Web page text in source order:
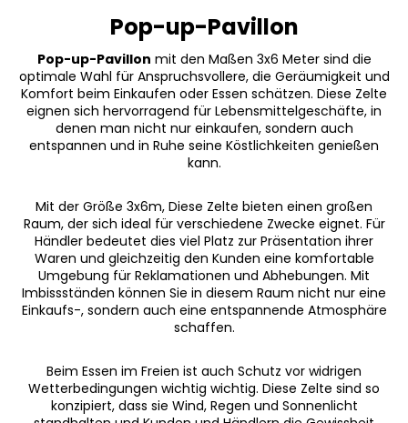
e
e
r
e
l
e
m
n
t
e
d
e
r
L
s
t
e
Pop-up-Pavillon
Pop-up-Pavillon mit den Maßen 3x6 Meter sind die
optimale Wahl für Anspruchsvollere, die Geräumigkeit und
Komfort beim Einkaufen oder Essen schätzen. Diese Zelte
eignen sich hervorragend für Lebensmittelgeschäfte, in
denen man nicht nur einkaufen, sondern auch
entspannen und in Ruhe seine Köstlichkeiten genießen
kann.
Mit der Größe 3x6m, Diese Zelte bieten einen großen
Raum, der sich ideal für verschiedene Zwecke eignet. Für
Händler bedeutet dies viel Platz zur Präsentation ihrer
Waren und gleichzeitig den Kunden eine komfortable
Umgebung für Reklamationen und Abhebungen. Mit
Imbissständen können Sie in diesem Raum nicht nur eine
Einkaufs-, sondern auch eine entspannende Atmosphäre
schaffen.
Beim Essen im Freien ist auch Schutz vor widrigen
Wetterbedingungen wichtig wichtig. Diese Zelte sind so
konzipiert, dass sie Wind, Regen und Sonnenlicht